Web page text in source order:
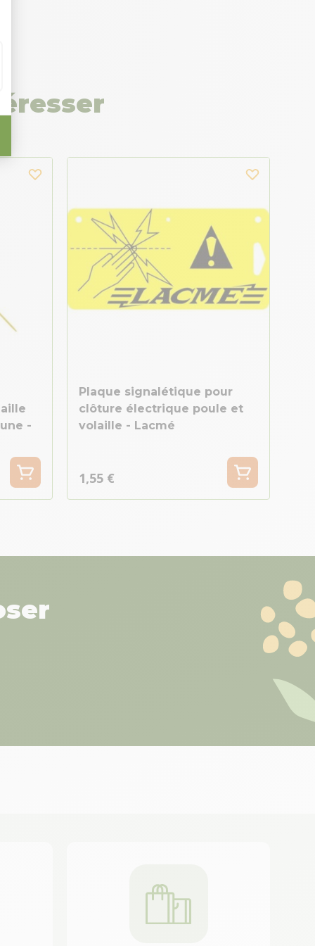
-
Plaque signalétique pour
clôture électrique poule et
volaille - Lacmé
1,55 €